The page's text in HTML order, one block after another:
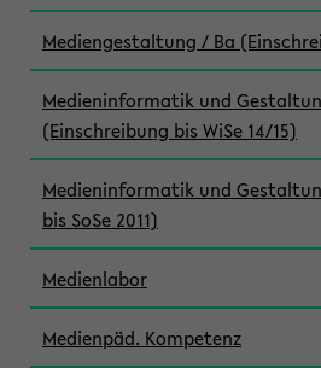
Mediengestaltung / Ba
Medieninformatik und
(Einschreibung bis WiSe 14/15)
Medieninformatik und
bis SoSe 2011)
Medienlabor
Medienpäd. Kompetenz